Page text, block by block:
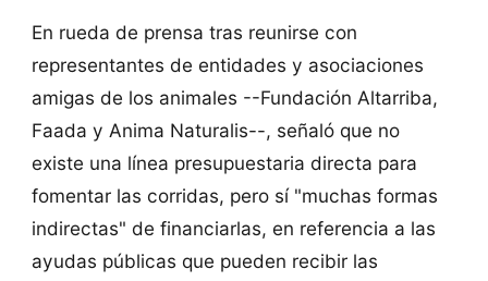
En rueda de prensa tras reunirse con
representantes de entidades y asociaciones
amigas de los animales --Fundación Altarriba,
Faada y Anima Naturalis--, señaló que no
existe una línea presupuestaria directa para
fomentar las corridas, pero sí "muchas formas
indirectas" de financiarlas, en referencia a las
ayudas públicas que pueden recibir las